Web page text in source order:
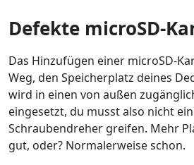
Defekte microSD-
Das Hinzufügen einer microSD-
Weg, den Speicherplatz deines
wird in einen von außen
eingesetzt, du musst also nicht
Schraubendreher greifen. Mehr
gut, oder? Normalerweise schon.